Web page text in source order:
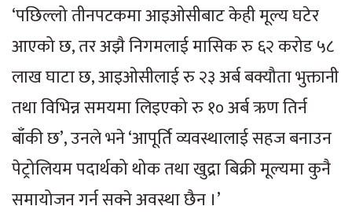
‘पछिल्लो तीनपटकमा आइओसीबाट केही मूल्य घटेर
आएको छ, तर अझै निगमलाई मासिक रु ६२ करोड ५८
लाख घाटा छ, आइओसीलाई रु २३ अर्ब बक्यौता भुक्तानी
तथा विभिन्न समयमा लिइएको रु १० अर्ब ऋण तिर्न
बाँकी छ’, उनले भने ‘आपूर्ति व्यवस्थालाई सहज बनाउन
पेट्रोलियम पदार्थको थोक तथा खुद्रा बिक्री मूल्यमा कुनै
समायोजन गर्न सक्ने अवस्था छैन ।’